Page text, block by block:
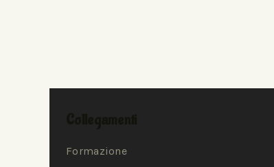
Formazione